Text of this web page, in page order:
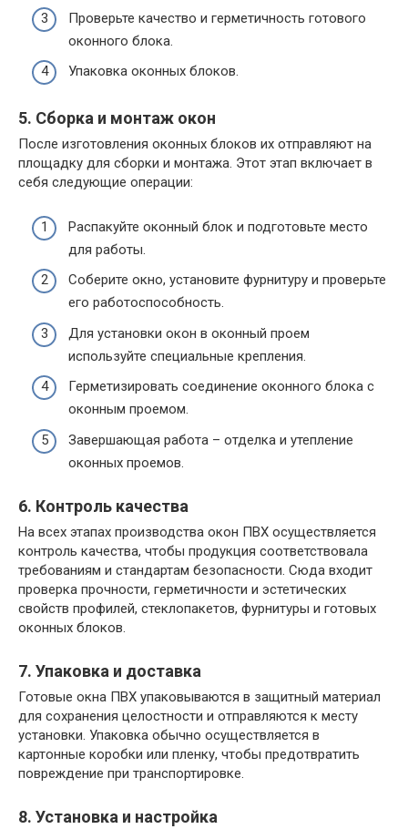
Проверьте качество и герметичность готового
оконного блока.
Упаковка оконных блоков.
5. Сборка и монтаж окон
После изготовления оконных блоков их отправляют на
площадку для сборки и монтажа. Этот этап включает в
себя следующие операции:
Распакуйте оконный блок и подготовьте место
для работы.
Соберите окно, установите фурнитуру и проверьте
его работоспособность.
Для установки окон в оконный проем
используйте специальные крепления.
Герметизировать соединение оконного блока с
оконным проемом.
Завершающая работа – отделка и утепление
оконных проемов.
6. Контроль качества
На всех этапах производства окон ПВХ осуществляется
контроль качества, чтобы продукция соответствовала
требованиям и стандартам безопасности. Сюда входит
проверка прочности, герметичности и эстетических
свойств профилей, стеклопакетов, фурнитуры и готовых
оконных блоков.
7. Упаковка и доставка
Готовые окна ПВХ упаковываются в защитный материал
для сохранения целостности и отправляются к месту
установки. Упаковка обычно осуществляется в
картонные коробки или пленку, чтобы предотвратить
повреждение при транспортировке.
8. Установка и настройка